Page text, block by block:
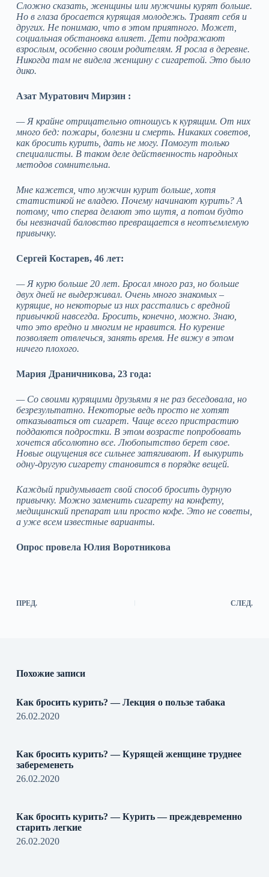
Сложно сказать, женщины или мужчины курят больше.
Но в глаза бросается курящая молодежь. Травят себя и
других. Не понимаю, что в этом приятного. Может,
социальная обстановка влияет. Дети подражают
взрослым, особенно своим родителям. Я росла в деревне.
Никогда там не видела женщину с сигаретой. Это было
дико.
Азат Муратович Мирзин :
— Я крайне отрицательно отношусь к курящим. От них
много бед: пожары, болезни и смерть. Никаких советов,
как бросить курить, дать не могу. Помогут только
специалисты. В таком деле действенность народных
методов сомнительна.
Мне кажется, что мужчин курит больше, хотя
статистикой не владею. Почему начинают курить? А
потому, что сперва делают это шутя, а потом будто
бы невзначай баловство превращается в неотъемлемую
привычку.
Сергей Костарев, 46 лет:
— Я курю больше 20 лет. Бросал много раз, но больше
двух дней не выдерживал. Очень много знакомых –
курящие, но некоторые из них расстались с вредной
привычкой навсегда. Бросить, конечно, можно. Знаю,
что это вредно и многим не нравится. Но курение
позволяет отвлечься, занять время. Не вижу в этом
ничего плохого.
Мария Драничникова, 23 года:
— Со своими курящими друзьями я не раз беседовала, но
безрезультатно. Некоторые ведь просто не хотят
отказываться от сигарет. Чаще всего пристрастию
поддаются подростки. В этом возрасте попробовать
хочется абсолютно все. Любопытство берет свое.
Новые ощущения все сильнее затягивают. И выкурить
одну-другую сигарету становится в порядке вещей.
Каждый придумывает свой способ бросить дурную
привычку. Можно заменить сигарету на конфету,
медицинский препарат или просто кофе. Это не советы,
а уже всем известные варианты.
Опрос провела Юлия Воротникова
ПРЕД. СЛЕД.
Похожие записи
Как бросить курить? — Лекция о пользе табака
26.02.2020
Как бросить курить? — Курящей женщине труднее
забеременеть
26.02.2020
Как бросить курить? — Курить — преждевременно
старить легкие
26.02.2020